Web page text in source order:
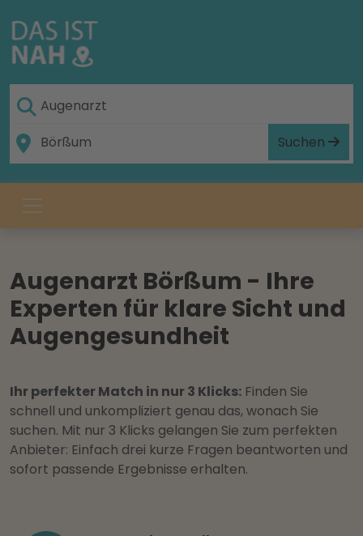
Suchen
Augenarzt Börßum - Ihre
Experten für klare Sicht und
Augengesundheit
Ihr perfekter Match in nur 3 Klicks: Finden Sie
schnell und unkompliziert genau das, wonach Sie
suchen. Mit nur 3 Klicks gelangen Sie zum perfekten
Anbieter: Einfach drei kurze Fragen beantworten und
sofort passende Ergebnisse erhalten.